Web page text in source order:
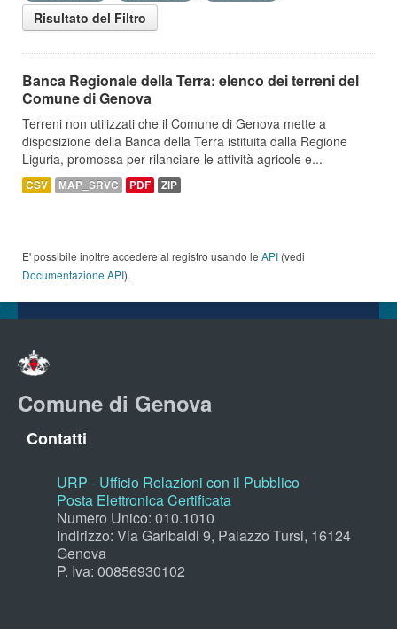
Risultato del Filtro
Banca Regionale della Terra: elenco dei terreni del
Comune di Genova
Terreni non utilizzati che il Comune di Genova mette a
disposizione della Banca della Terra istituita dalla Regione
Liguria, promossa per rilanciare le attività agricole e...
CSV MAP_SRVC PDF ZIP
E' possibile inoltre accedere al registro usando le API (vedi
Documentazione API).
Comune di Genova
Contatti
URP - Ufficio Relazioni con il Pubblico
Posta Elettronica Certificata
Numero Unico: 010.1010
Indirizzo: Via Garibaldi 9, Palazzo Tursi, 16124
Genova
P. Iva: 00856930102